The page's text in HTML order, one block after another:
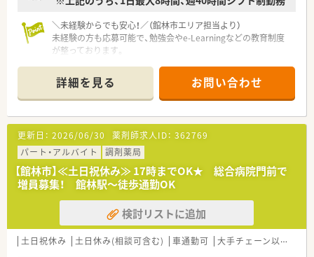
【想定されるモデル年収】
■30歳の経験者であれば勤務薬剤師として年収557万円前後が
見込め、薬局長候補として入社した場合は606万円以上も可能で
す。
■40歳の経験豊富な方には577万円以上、薬局長を任せられる方
であれば653万円を超える高年収の提示も現実的な範囲内です。
■薬剤師地域選択制度により全国転勤コースを選んだ場合には、
さらに転勤手当や賞与の加算があり大幅な年収アップが狙えま
す。
＼未経験からでも安心！／（館林市エリア担当より）
未経験の方も応募可能で、勉強会やe-Learningなどの教育制度
が整っております。
【店舗情報と応需状況について】
■最寄りの館林駅から徒歩で10分というアクセス良好な場所に
あり、電車でも車でも通勤しやすい調剤薬局です。
■内科や小児科およびアレルギー科の処方箋を1日50枚ほど応
需しており、居宅や施設への在宅業務も行っています。
■常勤薬剤師2名とパート薬剤師2名に加えて事務スタッフが2
名在籍しており、ゆとりある勤務体制を整えています。
【勤務実態について】
■日曜日と祝日に加えて土曜日の午後がお休みとなっており、プ
ライベートの時間をしっかりと確保しながら勤務できます。
■有給休暇は法定通りに付与されるほか、年末年始休暇や5日間
程度のバカンス休暇を利用して旅行に行くスタッフもいます。
詳細を見る お問い合わせ
更新日： 2026/06/30 薬剤師求人ID： 362769
パート・アルバイト
調剤薬局
【館林市】≪土日祝休み≫ 17時までOK★ 総合病院門前で
増員募集！ 館林駅～徒歩通勤OK
検討リストに追加
土日祝休み 土日休み(相談可含む) 車通勤可 大手チェーン以外